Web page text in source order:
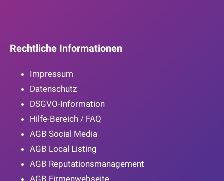
Rechtliche Informationen
Impressum
Datenschutz
DSGVO-Information
Hilfe-Bereich / FAQ
AGB Social Media
AGB Local Listing
AGB Reputationsmanagement
AGB Firmenwebseite